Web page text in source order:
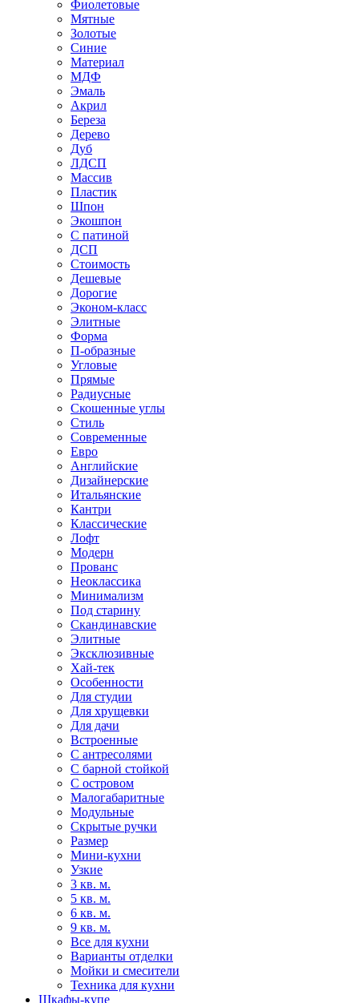
Фиолетовые
Мятные
Золотые
Синие
Материал
МДФ
Эмаль
Акрил
Береза
Дерево
Дуб
ЛДСП
Массив
Пластик
Шпон
Экошпон
С патиной
ДСП
Стоимость
Дешевые
Дорогие
Эконом-класс
Элитные
Форма
П-образные
Угловые
Прямые
Радиусные
Скошенные углы
Стиль
Современные
Евро
Английские
Дизайнерские
Итальянские
Кантри
Классические
Лофт
Модерн
Прованс
Неоклассика
Минимализм
Под старину
Скандинавские
Элитные
Эксклюзивные
Хай-тек
Особенности
Для студии
Для хрущевки
Для дачи
Встроенные
С антресолями
С барной стойкой
С островом
Малогабаритные
Модульные
Скрытые ручки
Размер
Мини-кухни
Узкие
3 кв. м.
5 кв. м.
6 кв. м.
9 кв. м.
Все для кухни
Варианты отделки
Мойки и смесители
Техника для кухни
Шкафы-купе